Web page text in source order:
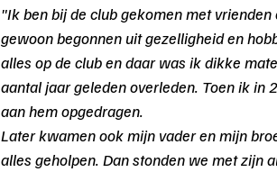
"Ik ben bij de club gekomen met
gewoon begonnen uit gezelligheid en
alles op de club en daar was ik dikke
aantal jaar geleden overleden. Toen ik
aan hem opgedragen.
Later kwamen ook mijn vader en mijn
alles geholpen. Dan stonden we met zijn